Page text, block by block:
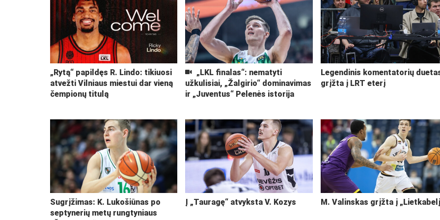
„Rytą“ papildęs R. Lindo: tikiuosi
atvežti Vilniaus miestui dar vieną
čempionų titulą
„LKL finalas“: nematyti
užkulisiai, „Žalgirio“ dominavimas
ir „Juventus“ Pelenės istorija
Legendinis komentatorių
grįžta į LRT eterį
Sugrįžimas: K. Lukošiūnas po
septynerių metų rungtyniaus
Į „Tauragę“ atvyksta V. Kozys M. Valinskas grįžta į